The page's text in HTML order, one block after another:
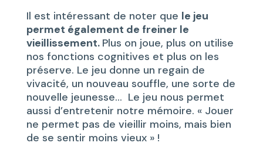
Il est intéressant de noter que le jeu
permet également de freiner le
vieillissement. Plus on joue, plus on utilise
nos fonctions cognitives et plus on les
préserve. Le jeu donne un regain de
vivacité, un nouveau souffle, une sorte de
nouvelle jeunesse… Le jeu nous permet
aussi d’entretenir notre mémoire. « Jouer
ne permet pas de vieillir moins, mais bien
de se sentir moins vieux » !